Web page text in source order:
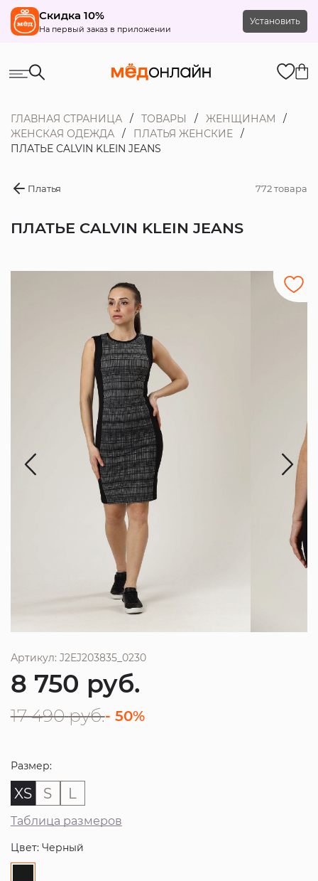
Скидка 10%
На первый заказ в приложении
Установить
ГЛАВНАЯ СТРАНИЦА ТОВАРЫ
ЖЕНЩИНАМ
ЖЕНСКАЯ ОДЕЖДА
ПЛАТЬЯ ЖЕНСКИЕ
ПЛАТЬЕ CALVIN KLEIN JEANS
Платья 772 товара
ПЛАТЬЕ CALVIN KLEIN JEANS
Артикул: J2EJ203835_0230
8 750 руб.
17 490 руб.- 50%
Размер:
XS S L
Таблица размеров
Цвет: Черный